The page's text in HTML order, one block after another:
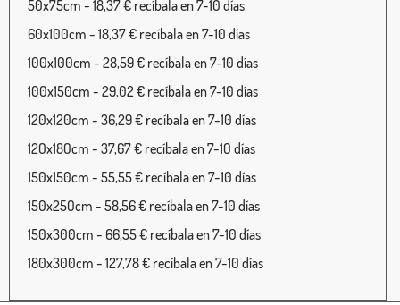
50x75cm - 18,37 € recíbala en 7-10 días
60x100cm - 18,37 € recíbala en 7-10 días
100x100cm - 28,59 € recíbala en 7-10 días
100x150cm - 29,02 € recíbala en 7-10 días
120x120cm - 36,29 € recíbala en 7-10 días
120x180cm - 37,67 € recíbala en 7-10 días
150x150cm - 55,55 € recíbala en 7-10 días
150x250cm - 58,56 € recíbala en 7-10 días
150x300cm - 66,55 € recíbala en 7-10 días
180x300cm - 127,78 € recíbala en 7-10 días